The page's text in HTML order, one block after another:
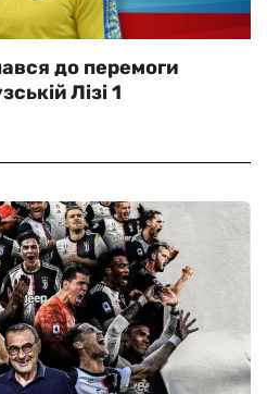
до перемоги
Лізі 1